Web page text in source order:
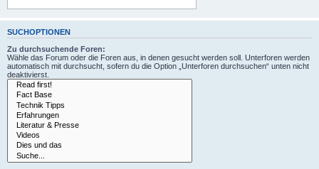
SUCHOPTIONEN
Zu durchsuchende Foren:
Wähle das Forum oder die Foren aus, in denen gesucht werden soll. Unterforen werden
automatisch mit durchsucht, sofern du die Option „Unterforen durchsuchen“ unten nicht
deaktivierst.